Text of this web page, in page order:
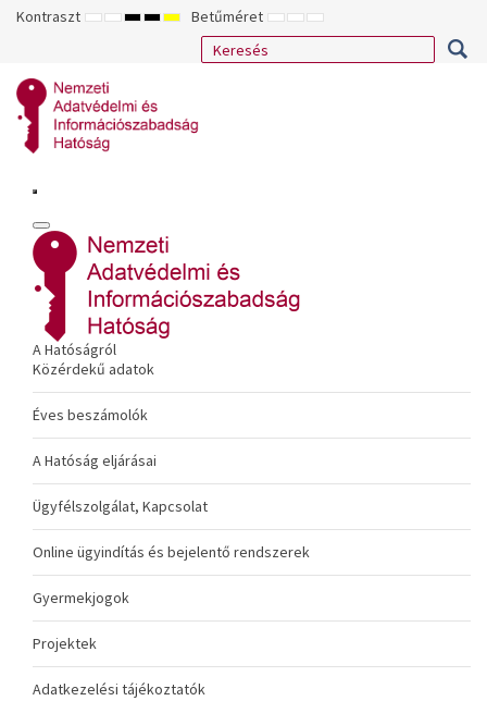
Kontraszt ALAPÉRTELMEZETT
ÉJSZAKAI
NAGY
KONTRASZTÚ
NAGY
KONTRASZTÚ
NAGY
KONTRASZTÚ
SÁRGA
FEKETE
Betűméret KISEBB
BETŰTÍPUS
ALAPÉRTELMEZETT
BETŰMÉRET
NAGYOBB
BETŰMÉRET
A Hatóságról
Közérdekű adatok
Éves beszámolók
A Hatóság eljárásai
Ügyfélszolgálat, Kapcsolat
Online ügyindítás és bejelentő rendszerek
Gyermekjogok
Projektek
Adatkezelési tájékoztatók